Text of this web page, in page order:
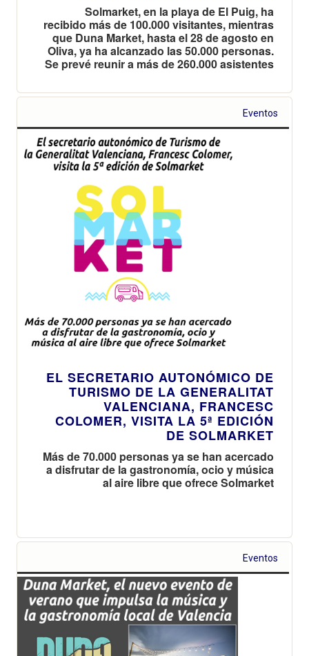
Solmarket, en la playa de El Puig, ha
recibido más de 100.000 visitantes, mientras
que Duna Market, hasta el 28 de agosto en
Oliva, ya ha alcanzado las 50.000 personas.
Se prevé reunir a más de 260.000 asistentes
Eventos
EL SECRETARIO AUTONÓMICO DE
TURISMO DE LA GENERALITAT
VALENCIANA, FRANCESC
COLOMER, VISITA LA 5ª EDICIÓN
DE SOLMARKET
Más de 70.000 personas ya se han acercado
a disfrutar de la gastronomía, ocio y música
al aire libre que ofrece Solmarket
Eventos